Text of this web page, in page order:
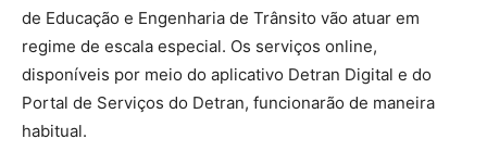
de Educação e Engenharia de Trânsito vão atuar em
regime de escala especial. Os serviços online,
disponíveis por meio do aplicativo Detran Digital e do
Portal de Serviços do Detran, funcionarão de maneira
habitual.